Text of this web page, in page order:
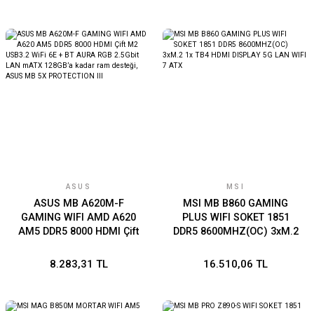
Advanced AI PC
ASUS
ASUS MB A620M-F
GAMING WIFI AMD A620
AM5 DDR5 8000 HDMI Çift
AURA RGB 2.5Gbit LAN
PROTECTION III
8.283,31 TL
MSI
MSI MB B860 GAMING
PLUS WIFI SOKET 1851
DDR5 8600MHZ(OC) 3xM.2
LAN WIFI 7 ATX
16.510,06 TL